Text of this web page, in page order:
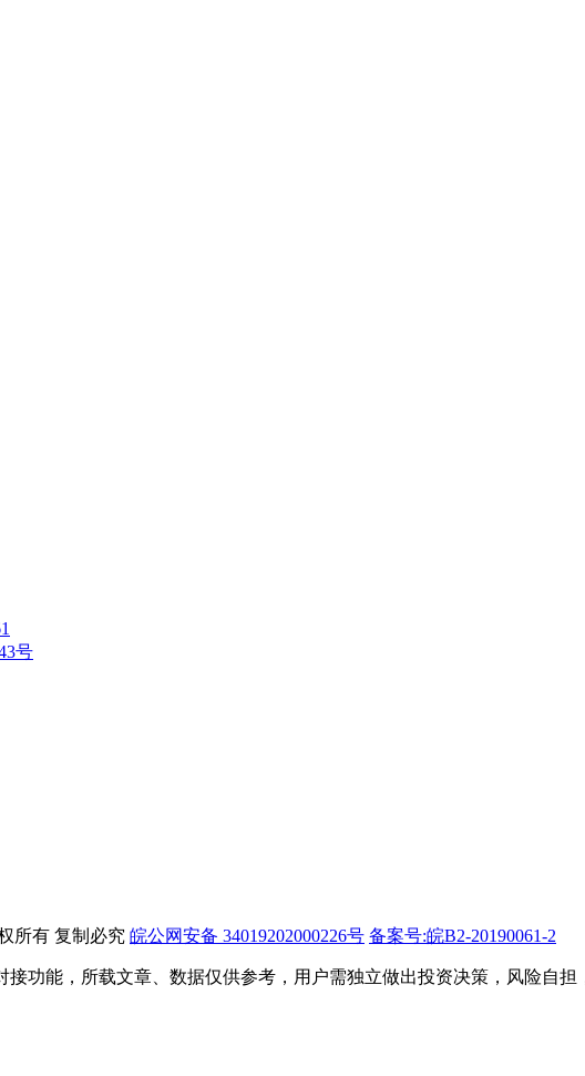
号
所有 复制必究 皖公网安备 34019202000226号 备案号:皖B2-20190061-2
功能，所载文章、数据仅供参考，用户需独立做出投资决策，风险自担